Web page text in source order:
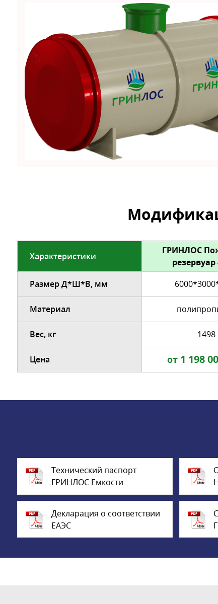
Характеристики
ГРИНЛОС
Размер Д*Ш*В, мм
Материал
Вес, кг 1498
Цена от 1 198
Технический паспорт
ГРИНЛОС Емкости
Декларация о соответствии
ЕАЭС